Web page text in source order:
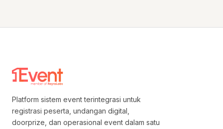
Platform sistem event terintegrasi untuk
registrasi peserta, undangan digital,
doorprize, dan operasional event dalam satu